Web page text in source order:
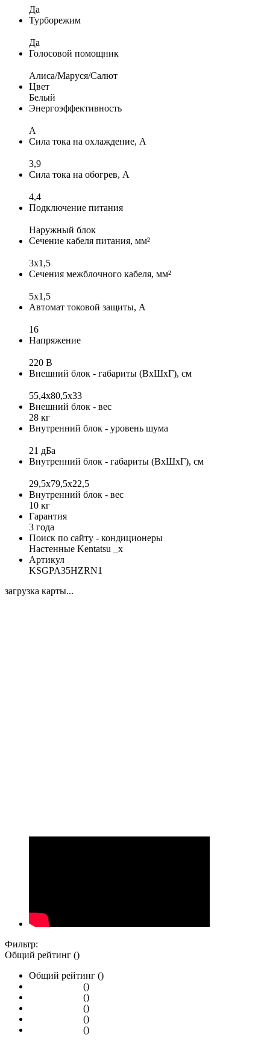
Да
Турборежим
Да
Голосовой помощник
Алиса/Маруся/Салют
Цвет
Белый
Энергоэффективность
A
Сила тока на охлаждение, А
3,9
Сила тока на обогрев, А
4,4
Подключение питания
Наружный блок
Сечение кабеля питания, мм²
3x1,5
Сечения межблочного кабеля, мм²
5x1,5
Автомат токовой защиты, А
16
Напряжение
220 В
Внешний блок - габариты (ВхШхГ), см
55,4x80,5x33
Внешний блок - вес
28 кг
Внутренний блок - уровень шума
21 дБа
Внутренний блок - габариты (ВхШхГ), см
29,5х79,5х22,5
Внутренний блок - вес
10 кг
Гарантия
3 года
Поиск по сайту - кондиционеры
Настенные Kentatsu _x
Артикул
KSGPA35HZRN1
загрузка карты...
Фильтр:
Общий рейтинг ()
Общий рейтинг ()
()
()
()
()
()